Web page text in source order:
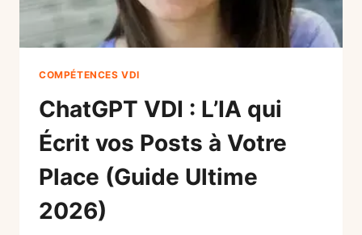
COMPÉTENCES VDI
ChatGPT VDI : L’IA qui
Écrit vos Posts à Votre
Place (Guide Ultime
2026)